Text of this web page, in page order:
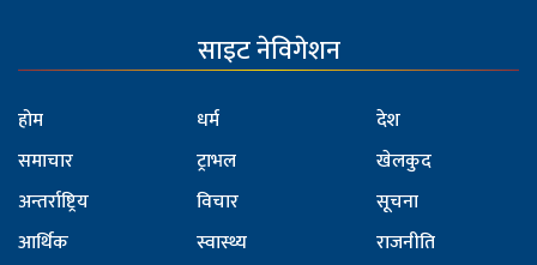
साइट नेविगेशन
होम
समाचार
अन्तर्राष्ट्रिय
आर्थिक
धर्म
ट्राभल
विचार
स्वास्थ्य
देश
खेलकुद
सूचना
राजनीति